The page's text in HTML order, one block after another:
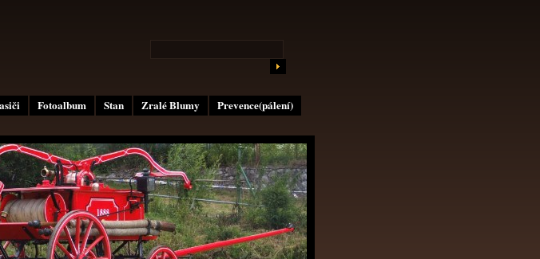
Fotoalbum Stan Zralé Blumy
Prevence(pálení)